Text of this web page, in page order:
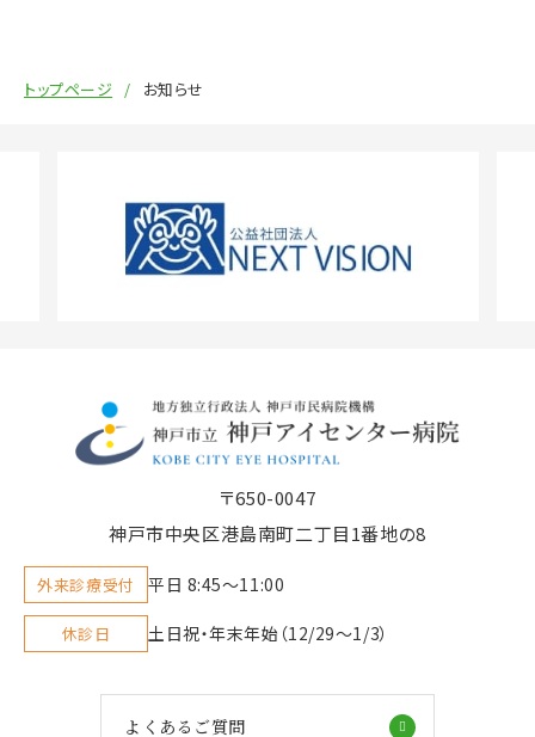
トップページ お知らせ
〒650-0047
神戸市中央区港島南町二丁目1番地の8
外来診療受付 平日 8:45〜11:00
休診日 土日祝・年末年始（12/29～1/3）
よくあるご質問